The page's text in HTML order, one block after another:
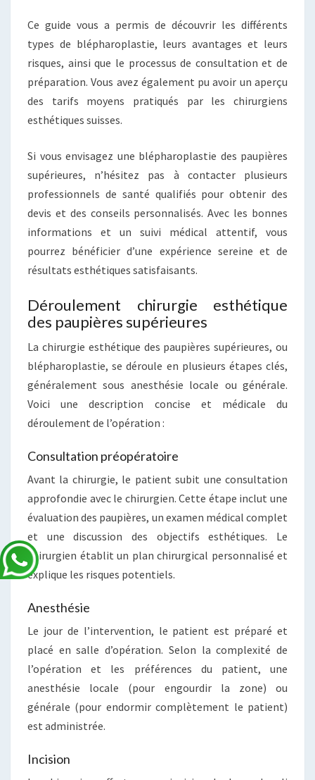
Ce guide vous a permis de découvrir les différents
types de blépharoplastie, leurs avantages et leurs
risques, ainsi que le processus de consultation et de
préparation. Vous avez également pu avoir un aperçu
des tarifs moyens pratiqués par les chirurgiens
esthétiques suisses.
Si vous envisagez une blépharoplastie des paupières
supérieures, n’hésitez pas à contacter plusieurs
professionnels de santé qualifiés pour obtenir des
devis et des conseils personnalisés. Avec les bonnes
informations et un suivi médical attentif, vous
pourrez bénéficier d’une expérience sereine et de
résultats esthétiques satisfaisants.
Déroulement chirurgie esthétique
des paupières supérieures
La chirurgie esthétique des paupières supérieures, ou
blépharoplastie, se déroule en plusieurs étapes clés,
généralement sous anesthésie locale ou générale.
Voici une description concise et médicale du
déroulement de l’opération :
Consultation préopératoire
Avant la chirurgie, le patient subit une consultation
approfondie avec le chirurgien. Cette étape inclut une
évaluation des paupières, un examen médical complet
et une discussion des objectifs esthétiques. Le
chirurgien établit un plan chirurgical personnalisé et
explique les risques potentiels.
Anesthésie
Le jour de l’intervention, le patient est préparé et
placé en salle d’opération. Selon la complexité de
l’opération et les préférences du patient, une
anesthésie locale (pour engourdir la zone) ou
générale (pour endormir complètement le patient)
est administrée.
Incision